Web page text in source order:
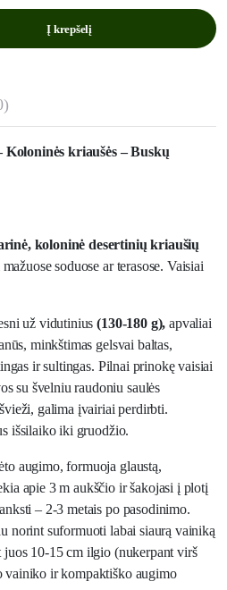
Į krepšelį
kriaušės – Buskų
koloninė desertinių kriaušių
soduose ar terasose. Vaisiai
už vidutinius(130-180 g), apvaliai
minkštimas gelsvai baltas,
ir sultingas. Pilnai prinokę vaisiai
su švelniu raudoniu saulės
galima įvairiai perdirbti.
išsilaiko iki gruodžio.
augimo, formuoja glaustą,
apie 3 m aukščio ir šakojasi į plotį
– 2-3 metais po pasodinimo.
norint suformuoti labai siaurą vainiką
10-15 cm ilgio (nukerpant virš
vainiko ir kompaktiško augimo